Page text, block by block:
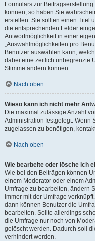
Formulars zur
können, so haben Sie
erstellen. Sie sollten einen Titel
die entsprechenden Felder
Antwortmöglichkeit in einer
„Auswahlmöglichkeiten pro
Benutzer auswählen kann,
dabei eine zeitlich unbegrenzte
Stimme ändern können.
Nach oben
Wieso kann ich nicht mehr
Die maximal zulässige Anzahl
Administration festgelegt. Wenn
zugelassen zu benötigen,
Nach oben
Wie bearbeite oder lösche ich
Wie bei den Beiträgen können
einem Moderator oder einem
Umfrage zu bearbeiten, ändern
immer mit der Umfrage
dann können Benutzer die
bearbeiten. Sollte allerdings
die Umfrage nur noch von
gelöscht werden. Dadurch soll
verhindert werden.